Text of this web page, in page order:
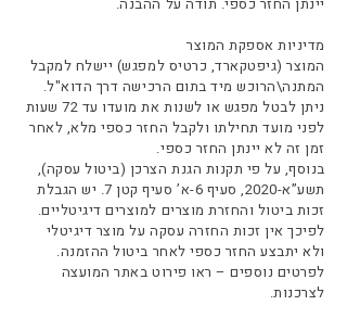
מדיניות אספקת המוצר
המוצר (גיפטקארד, כרטיס למפגש) יישלח למקבל
המתנה\הרוכש מיד בתום הרכישה דרך הדוא"ל.
ניתן לבטל מפגש או לשנות את מועדו עד 72 שעות
לפני מועד תחילתו ולקבל החזר כספי מלא, לאחר
זמן זה לא יינתן החזר כספי.
בנוסף, על פי תקנות הגנת הצרכן (ביטול עסקה),
תשע”א-2020, סעיף 6-א’ סעיף קטן 7. יש הגבלת
זכות ביטול והחזרת מוצרים למוצרים דיגיטליים.
לפיכך אין זכות החזרה עסקה על מוצר דיגיטלי
ולא יתבצע החזר כספי לאחר ביטול ההזמנה.
לפרטים נוספים – ראו פירוט באתר המועצה
לצרכנות.